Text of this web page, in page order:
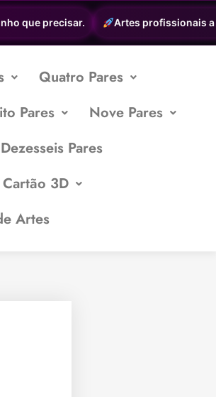
que precisar. Artes profissionais a
Quatro Pares
Pares
Nove Pares
Dezesseis Pares
Cartão 3D
Artes